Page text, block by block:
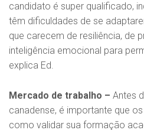
candidato é super qualificado,
têm dificuldades de se
que carecem de resiliência, de
inteligência emocional para
explica Ed.
Mercado de trabalho – Antes
canadense, é importante que
como validar sua formação